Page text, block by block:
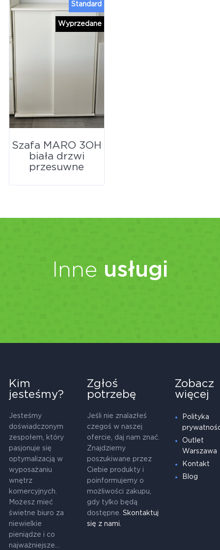
Wyprzedane
Standard
Szafa MARO 3OH
biała drzwi
przesuwne
Inne usługi
Kim
jesteśmy?
Jesteśmy
doświadczonym
zespołem, który
pasjonuje się
optymalizacją w
wyposażaniu
wnętrz
komercyjnych.
Możesz mieć
świetne biuro za
niewielkie
pieniądze i co
najważniejsze...
Zgłoś
potrzebę
Jeśli nie znalazłeś
czegoś w naszej
ofercie, daj nam znać.
Znajdziemy
poszukiwane przez
Ciebie produkty i
poinformujemy o
możliwości zakupu,
gdy tylko będą
dostępne. Skontaktuj
się z nami.
Zobacz
więcej
Polityka
Outlet
Warszawa
Kontakt
Blog